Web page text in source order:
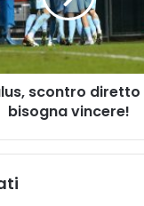
scontro
bisogna vincere!